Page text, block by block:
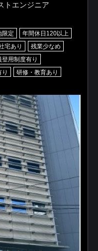
トエンジニア
限定
年間休日120以上
宅あり
残業少なめ
登用制度有り
研修・教育あり